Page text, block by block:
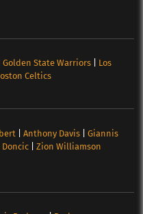
Golden State Warriors| Los
Celtics
Anthony Davis| Giannis
Doncic| Zion Williamson